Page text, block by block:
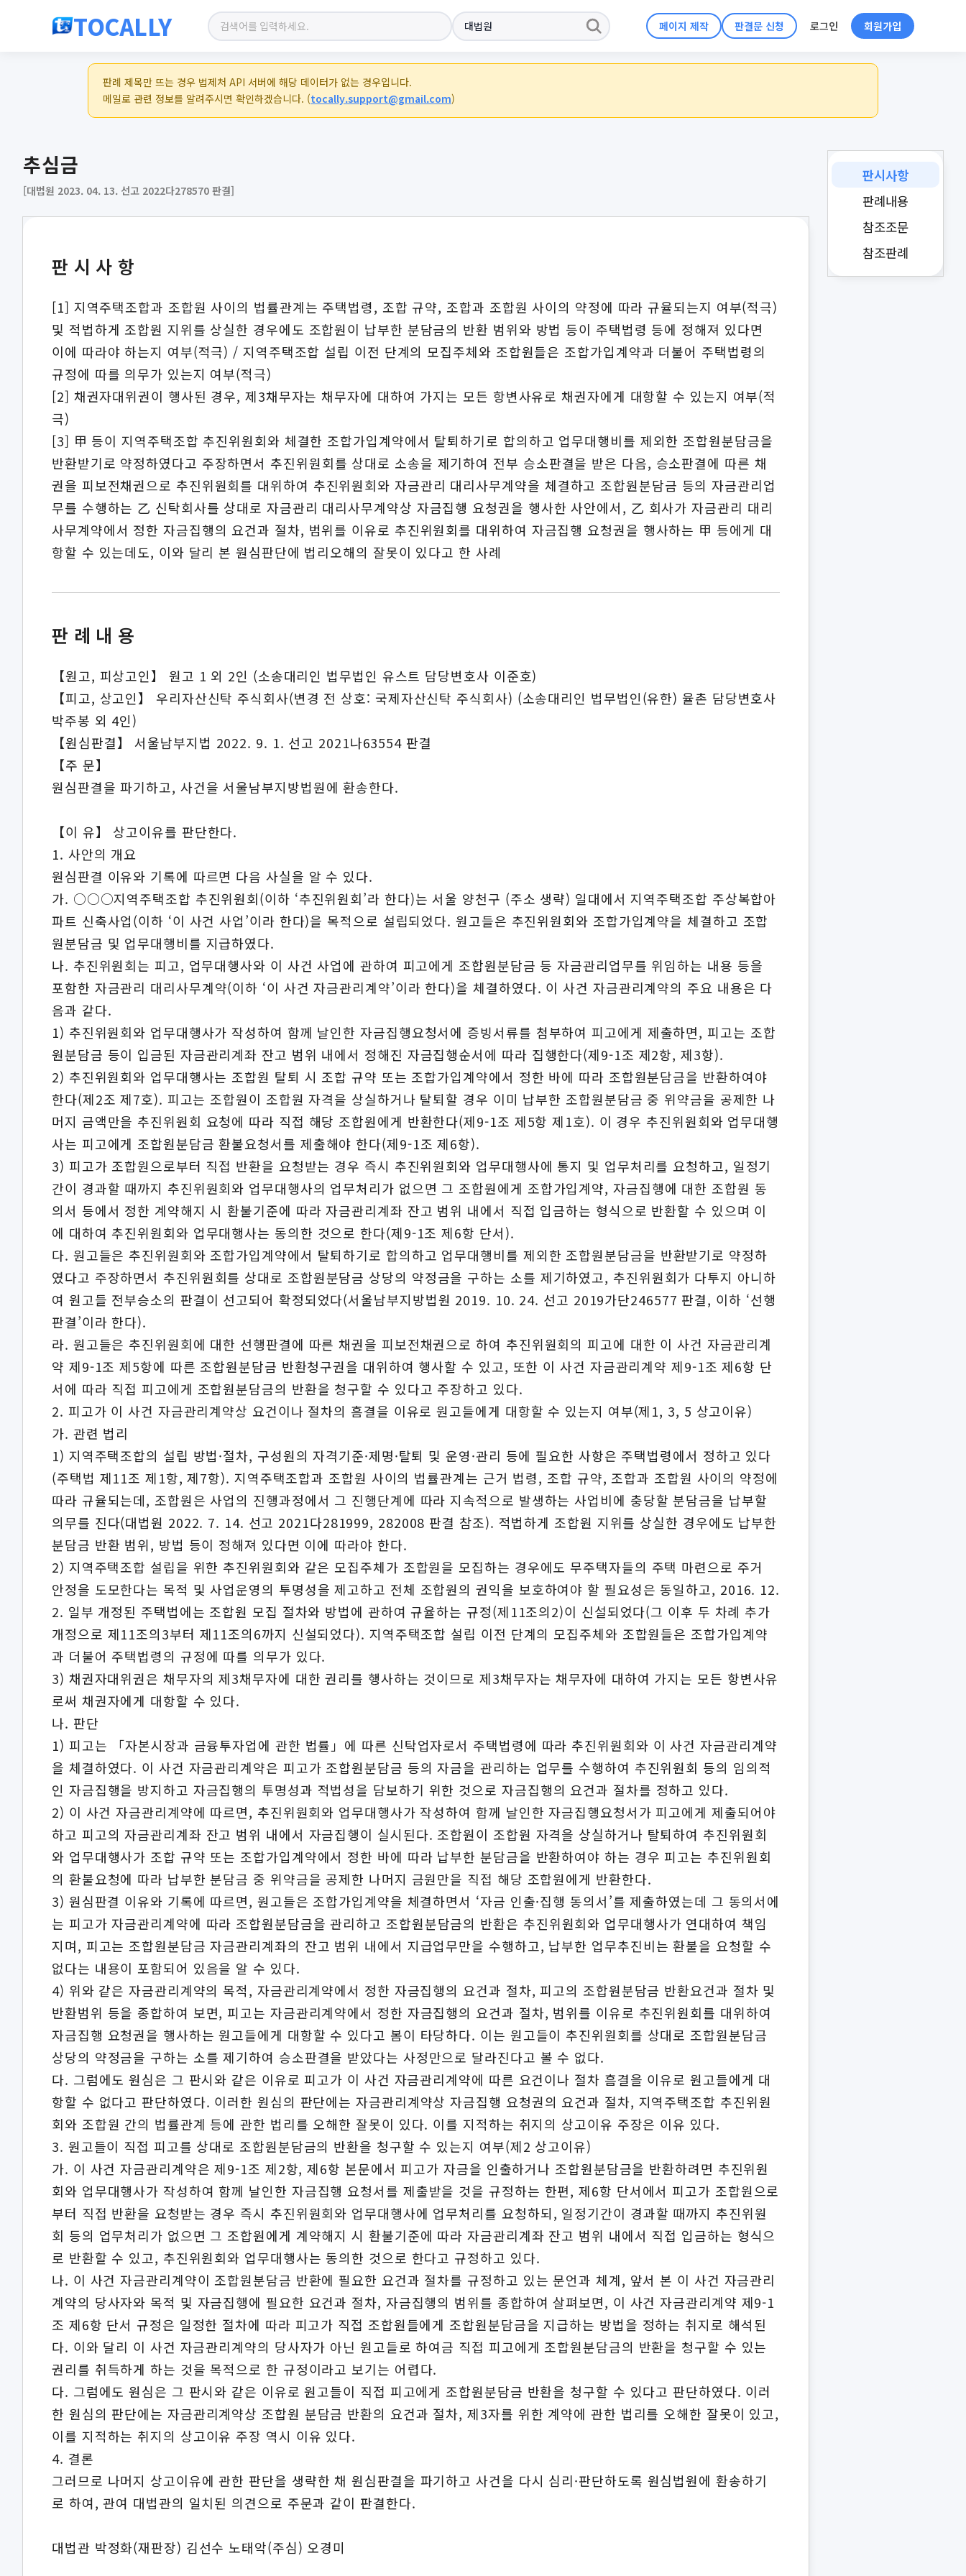
TOCALLY 페이지 제작 판결문 신청 로그인 회원가입
판례 제목만 뜨는 경우 법제처 API 서버에 해당 데이터가 없는 경우입니다.
메일로 관련 정보를 알려주시면 확인하겠습니다. (tocally.support@gmail.com)
추심금
[대법원 2023. 04. 13. 선고 2022다278570 판결]
판시사항
판례내용
참조조문
참조판례
판시사항
[1] 지역주택조합과 조합원 사이의 법률관계는 주택법령, 조합 규약, 조합과 조합원 사이의 약정에 따라 규율되는지 여부(적극)
및 적법하게 조합원 지위를 상실한 경우에도 조합원이 납부한 분담금의 반환 범위와 방법 등이 주택법령 등에 정해져 있다면
이에 따라야 하는지 여부(적극) / 지역주택조합 설립 이전 단계의 모집주체와 조합원들은 조합가입계약과 더불어 주택법령의
규정에 따를 의무가 있는지 여부(적극)
[2] 채권자대위권이 행사된 경우, 제3채무자는 채무자에 대하여 가지는 모든 항변사유로 채권자에게 대항할 수 있는지 여부(적
극)
[3] 甲 등이 지역주택조합 추진위원회와 체결한 조합가입계약에서 탈퇴하기로 합의하고 업무대행비를 제외한 조합원분담금을
반환받기로 약정하였다고 주장하면서 추진위원회를 상대로 소송을 제기하여 전부 승소판결을 받은 다음, 승소판결에 따른 채
권을 피보전채권으로 추진위원회를 대위하여 추진위원회와 자금관리 대리사무계약을 체결하고 조합원분담금 등의 자금관리업
무를 수행하는 乙 신탁회사를 상대로 자금관리 대리사무계약상 자금집행 요청권을 행사한 사안에서, 乙 회사가 자금관리 대리
사무계약에서 정한 자금집행의 요건과 절차, 범위를 이유로 추진위원회를 대위하여 자금집행 요청권을 행사하는 甲 등에게 대
항할 수 있는데도, 이와 달리 본 원심판단에 법리오해의 잘못이 있다고 한 사례
판례내용
【원고, 피상고인】 원고 1 외 2인 (소송대리인 법무법인 유스트 담당변호사 이준호)
【피고, 상고인】 우리자산신탁 주식회사(변경 전 상호: 국제자산신탁 주식회사) (소송대리인 법무법인(유한) 율촌 담당변호사
박주봉 외 4인)
【원심판결】 서울남부지법 2022. 9. 1. 선고 2021나63554 판결
【주 문】
원심판결을 파기하고, 사건을 서울남부지방법원에 환송한다.
【이 유】 상고이유를 판단한다.
1. 사안의 개요
원심판결 이유와 기록에 따르면 다음 사실을 알 수 있다.
가. ○○○지역주택조합 추진위원회(이하 ‘추진위원회’라 한다)는 서울 양천구 (주소 생략) 일대에서 지역주택조합 주상복합아
파트 신축사업(이하 ‘이 사건 사업’이라 한다)을 목적으로 설립되었다. 원고들은 추진위원회와 조합가입계약을 체결하고 조합
원분담금 및 업무대행비를 지급하였다.
나. 추진위원회는 피고, 업무대행사와 이 사건 사업에 관하여 피고에게 조합원분담금 등 자금관리업무를 위임하는 내용 등을
포함한 자금관리 대리사무계약(이하 ‘이 사건 자금관리계약’이라 한다)을 체결하였다. 이 사건 자금관리계약의 주요 내용은 다
음과 같다.
1) 추진위원회와 업무대행사가 작성하여 함께 날인한 자금집행요청서에 증빙서류를 첨부하여 피고에게 제출하면, 피고는 조합
원분담금 등이 입금된 자금관리계좌 잔고 범위 내에서 정해진 자금집행순서에 따라 집행한다(제9-1조 제2항, 제3항).
2) 추진위원회와 업무대행사는 조합원 탈퇴 시 조합 규약 또는 조합가입계약에서 정한 바에 따라 조합원분담금을 반환하여야
한다(제2조 제7호). 피고는 조합원이 조합원 자격을 상실하거나 탈퇴할 경우 이미 납부한 조합원분담금 중 위약금을 공제한 나
머지 금액만을 추진위원회 요청에 따라 직접 해당 조합원에게 반환한다(제9-1조 제5항 제1호). 이 경우 추진위원회와 업무대행
사는 피고에게 조합원분담금 환불요청서를 제출해야 한다(제9-1조 제6항).
3) 피고가 조합원으로부터 직접 반환을 요청받는 경우 즉시 추진위원회와 업무대행사에 통지 및 업무처리를 요청하고, 일정기
간이 경과할 때까지 추진위원회와 업무대행사의 업무처리가 없으면 그 조합원에게 조합가입계약, 자금집행에 대한 조합원 동
의서 등에서 정한 계약해지 시 환불기준에 따라 자금관리계좌 잔고 범위 내에서 직접 입금하는 형식으로 반환할 수 있으며 이
에 대하여 추진위원회와 업무대행사는 동의한 것으로 한다(제9-1조 제6항 단서).
다. 원고들은 추진위원회와 조합가입계약에서 탈퇴하기로 합의하고 업무대행비를 제외한 조합원분담금을 반환받기로 약정하
였다고 주장하면서 추진위원회를 상대로 조합원분담금 상당의 약정금을 구하는 소를 제기하였고, 추진위원회가 다투지 아니하
여 원고들 전부승소의 판결이 선고되어 확정되었다(서울남부지방법원 2019. 10. 24. 선고 2019가단246577 판결, 이하 ‘선행
판결’이라 한다).
라. 원고들은 추진위원회에 대한 선행판결에 따른 채권을 피보전채권으로 하여 추진위원회의 피고에 대한 이 사건 자금관리계
약 제9-1조 제5항에 따른 조합원분담금 반환청구권을 대위하여 행사할 수 있고, 또한 이 사건 자금관리계약 제9-1조 제6항 단
서에 따라 직접 피고에게 조합원분담금의 반환을 청구할 수 있다고 주장하고 있다.
2. 피고가 이 사건 자금관리계약상 요건이나 절차의 흠결을 이유로 원고들에게 대항할 수 있는지 여부(제1, 3, 5 상고이유)
가. 관련 법리
1) 지역주택조합의 설립 방법·절차, 구성원의 자격기준·제명·탈퇴 및 운영·관리 등에 필요한 사항은 주택법령에서 정하고 있다
(주택법 제11조 제1항, 제7항). 지역주택조합과 조합원 사이의 법률관계는 근거 법령, 조합 규약, 조합과 조합원 사이의 약정에
따라 규율되는데, 조합원은 사업의 진행과정에서 그 진행단계에 따라 지속적으로 발생하는 사업비에 충당할 분담금을 납부할
의무를 진다(대법원 2022. 7. 14. 선고 2021다281999, 282008 판결 참조). 적법하게 조합원 지위를 상실한 경우에도 납부한
분담금 반환 범위, 방법 등이 정해져 있다면 이에 따라야 한다.
2) 지역주택조합 설립을 위한 추진위원회와 같은 모집주체가 조합원을 모집하는 경우에도 무주택자들의 주택 마련으로 주거
안정을 도모한다는 목적 및 사업운영의 투명성을 제고하고 전체 조합원의 권익을 보호하여야 할 필요성은 동일하고, 2016. 12.
2. 일부 개정된 주택법에는 조합원 모집 절차와 방법에 관하여 규율하는 규정(제11조의2)이 신설되었다(그 이후 두 차례 추가
개정으로 제11조의3부터 제11조의6까지 신설되었다). 지역주택조합 설립 이전 단계의 모집주체와 조합원들은 조합가입계약
과 더불어 주택법령의 규정에 따를 의무가 있다.
3) 채권자대위권은 채무자의 제3채무자에 대한 권리를 행사하는 것이므로 제3채무자는 채무자에 대하여 가지는 모든 항변사유
로써 채권자에게 대항할 수 있다.
나. 판단
1) 피고는 「자본시장과 금융투자업에 관한 법률」에 따른 신탁업자로서 주택법령에 따라 추진위원회와 이 사건 자금관리계약
을 체결하였다. 이 사건 자금관리계약은 피고가 조합원분담금 등의 자금을 관리하는 업무를 수행하여 추진위원회 등의 임의적
인 자금집행을 방지하고 자금집행의 투명성과 적법성을 담보하기 위한 것으로 자금집행의 요건과 절차를 정하고 있다.
2) 이 사건 자금관리계약에 따르면, 추진위원회와 업무대행사가 작성하여 함께 날인한 자금집행요청서가 피고에게 제출되어야
하고 피고의 자금관리계좌 잔고 범위 내에서 자금집행이 실시된다. 조합원이 조합원 자격을 상실하거나 탈퇴하여 추진위원회
와 업무대행사가 조합 규약 또는 조합가입계약에서 정한 바에 따라 납부한 분담금을 반환하여야 하는 경우 피고는 추진위원회
의 환불요청에 따라 납부한 분담금 중 위약금을 공제한 나머지 금원만을 직접 해당 조합원에게 반환한다.
3) 원심판결 이유와 기록에 따르면, 원고들은 조합가입계약을 체결하면서 ‘자금 인출·집행 동의서’를 제출하였는데 그 동의서에
는 피고가 자금관리계약에 따라 조합원분담금을 관리하고 조합원분담금의 반환은 추진위원회와 업무대행사가 연대하여 책임
지며, 피고는 조합원분담금 자금관리계좌의 잔고 범위 내에서 지급업무만을 수행하고, 납부한 업무추진비는 환불을 요청할 수
없다는 내용이 포함되어 있음을 알 수 있다.
4) 위와 같은 자금관리계약의 목적, 자금관리계약에서 정한 자금집행의 요건과 절차, 피고의 조합원분담금 반환요건과 절차 및
반환범위 등을 종합하여 보면, 피고는 자금관리계약에서 정한 자금집행의 요건과 절차, 범위를 이유로 추진위원회를 대위하여
자금집행 요청권을 행사하는 원고들에게 대항할 수 있다고 봄이 타당하다. 이는 원고들이 추진위원회를 상대로 조합원분담금
상당의 약정금을 구하는 소를 제기하여 승소판결을 받았다는 사정만으로 달라진다고 볼 수 없다.
다. 그럼에도 원심은 그 판시와 같은 이유로 피고가 이 사건 자금관리계약에 따른 요건이나 절차 흠결을 이유로 원고들에게 대
항할 수 없다고 판단하였다. 이러한 원심의 판단에는 자금관리계약상 자금집행 요청권의 요건과 절차, 지역주택조합 추진위원
회와 조합원 간의 법률관계 등에 관한 법리를 오해한 잘못이 있다. 이를 지적하는 취지의 상고이유 주장은 이유 있다.
3. 원고들이 직접 피고를 상대로 조합원분담금의 반환을 청구할 수 있는지 여부(제2 상고이유)
가. 이 사건 자금관리계약은 제9-1조 제2항, 제6항 본문에서 피고가 자금을 인출하거나 조합원분담금을 반환하려면 추진위원
회와 업무대행사가 작성하여 함께 날인한 자금집행 요청서를 제출받을 것을 규정하는 한편, 제6항 단서에서 피고가 조합원으로
부터 직접 반환을 요청받는 경우 즉시 추진위원회와 업무대행사에 업무처리를 요청하되, 일정기간이 경과할 때까지 추진위원
회 등의 업무처리가 없으면 그 조합원에게 계약해지 시 환불기준에 따라 자금관리계좌 잔고 범위 내에서 직접 입금하는 형식으
로 반환할 수 있고, 추진위원회와 업무대행사는 동의한 것으로 한다고 규정하고 있다.
나. 이 사건 자금관리계약이 조합원분담금 반환에 필요한 요건과 절차를 규정하고 있는 문언과 체계, 앞서 본 이 사건 자금관리
계약의 당사자와 목적 및 자금집행에 필요한 요건과 절차, 자금집행의 범위를 종합하여 살펴보면, 이 사건 자금관리계약 제9-1
조 제6항 단서 규정은 일정한 절차에 따라 피고가 직접 조합원들에게 조합원분담금을 지급하는 방법을 정하는 취지로 해석된
다. 이와 달리 이 사건 자금관리계약의 당사자가 아닌 원고들로 하여금 직접 피고에게 조합원분담금의 반환을 청구할 수 있는
권리를 취득하게 하는 것을 목적으로 한 규정이라고 보기는 어렵다.
다. 그럼에도 원심은 그 판시와 같은 이유로 원고들이 직접 피고에게 조합원분담금 반환을 청구할 수 있다고 판단하였다. 이러
한 원심의 판단에는 자금관리계약상 조합원 분담금 반환의 요건과 절차, 제3자를 위한 계약에 관한 법리를 오해한 잘못이 있고,
이를 지적하는 취지의 상고이유 주장 역시 이유 있다.
4. 결론
그러므로 나머지 상고이유에 관한 판단을 생략한 채 원심판결을 파기하고 사건을 다시 심리·판단하도록 원심법원에 환송하기
로 하여, 관여 대법관의 일치된 의견으로 주문과 같이 판결한다.
대법관 박정화(재판장) 김선수 노태악(주심) 오경미